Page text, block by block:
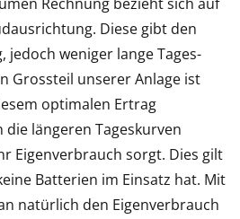
Diese gibt den
jedoch weniger lange Tages-
Grossteil unserer Anlage ist
optimalen Ertrag
längeren Tageskurven
Eigenverbrauch sorgt. Dies gilt
Batterien im Einsatz hat. Mit
natürlich den Eigenverbrauch